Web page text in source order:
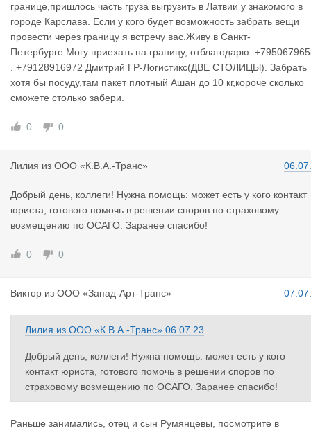
границе,пришлось часть груза выгрузить в Латвии у знакомого в
городе Карслава. Если у кого будет возможность забрать вещи
провести через границу я встречу вас.Живу в Санкт-
Петербурге.Могу приехать на границу, отблагодарю.
. +79128916972 Дмитрий ГР-Логистикс(ДВЕ СТОЛИЦЫ). Забрать
хотя бы посуду,там пакет плотный Ашан до 10 кг,короче сколько
сможете столько забери.
0 0
Лилия из ООО «К.В.А.-Транс»
Добрый день, коллеги! Нужна помощь: может есть у кого контакт
юриста, готового помочь в решении споров по страховому
возмещению по ОСАГО. Заранее спасибо!
0 0
Виктор из ООО «Запад-Арт-Транс»
Лилия из ООО «К.В.А.-Транс» 06.07.23
Добрый день, коллеги! Нужна помощь: может есть у кого
контакт юриста, готового помочь в решении споров по
страховому возмещению по ОСАГО. Заранее спасибо!
Раньше занимались, отец и сын Румянцевы, посмотрите в